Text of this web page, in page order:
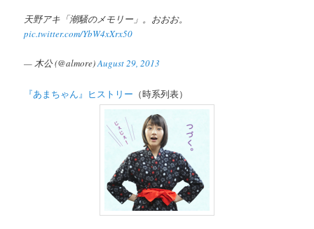
天野アキ「潮騒のメモリー」。おおお。
pic.twitter.com/YbW4xXrx50
— 木公 (@almore)August 29, 2013
『あまちゃん』ヒストリー （時系列表）